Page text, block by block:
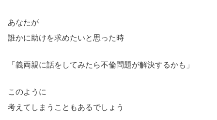
あなたが
誰かに助けを求めたいと思った時
「義両親に話をしてみたら不倫問題が解決するかも」
このように
考えてしまうこともあるでしょう